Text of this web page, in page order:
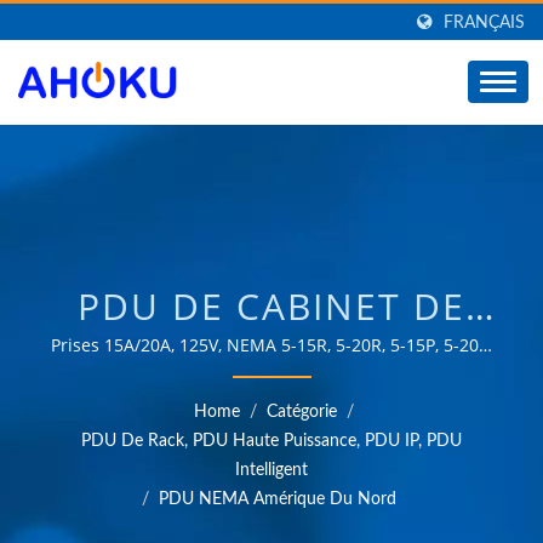
FRANÇAIS
PDU DE CABINET DE
RACK / FOURNISSEUR
BASÉ À TAÏWAN DE
PROTECTEURS DE
SURTENSION AC,
Prises 15A/20A, 125V, NEMA 5-15R, 5-20R, 5-15P, 5-20P,
prise L5-20P. PDU 0U, 1U, montage en rack, multiprise,
compteur d'énergie (optionnel) / Plus de 35 ans
d'expérience fiable en OEM et ODM dans la fourniture
de produits répondant aux besoins des applications de
gestion de l'énergie dans divers domaines tels que
Home / Catégorie
/
PDU De Rack, PDU Haute Puissance, PDU IP, PDU
Intelligent
/
PDU NEMA Amérique Du Nord